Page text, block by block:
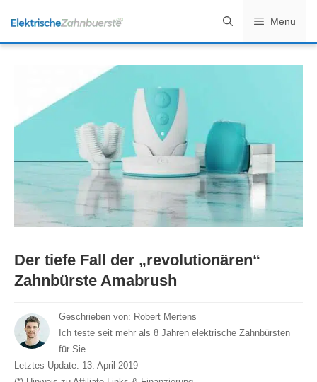
Inhalt
springen
Menu
Der tiefe Fall der „revolutionären“
Zahnbürste Amabrush
Geschrieben von: Robert Mertens
Ich teste seit mehr als 8 Jahren elektrische Zahnbürsten
für Sie.
Letztes Update: 13. April 2019